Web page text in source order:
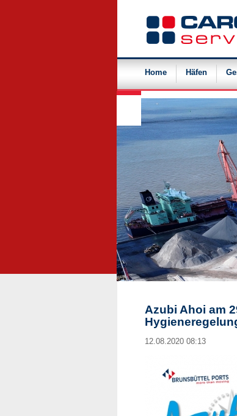
Navigation
überspringen
Home Häfen
Azubi Ahoi am
12.08.2020 08:13